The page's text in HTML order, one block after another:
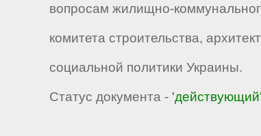
вопросам жилищно-
комитета строительства,
социальной политики Украины.
Статус документа - 'действующий'